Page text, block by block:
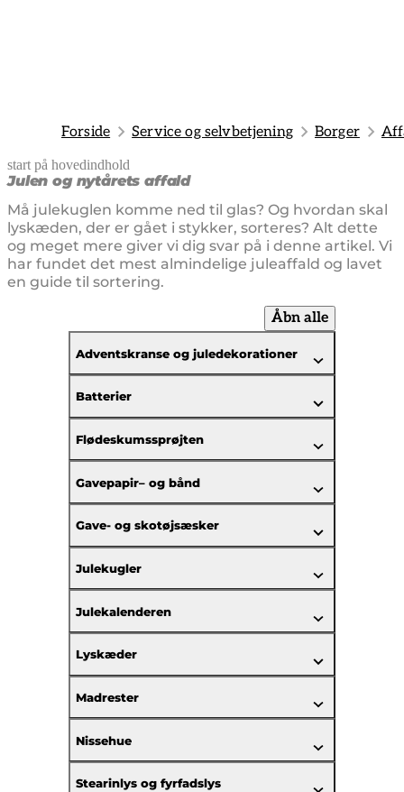
Forside Service og selvbetjening Borger
start på hovedindhold
Julen og nytårets affald
Må julekuglen komme ned til glas? Og hvordan skal
lyskæden, der er gået i stykker, sorteres? Alt dette
og meget mere giver vi dig svar på i denne artikel. Vi
har fundet det mest almindelige juleaffald og lavet
en guide til sortering.
senest opdateret 25. juni 2026
Åbn alle
Adventskranse og juledekorationer
Batterier
Flødeskumssprøjten
Gavepapir– og bånd
Gave- og skotøjsæsker
Julekugler
Julekalenderen
Lyskæder
Madrester
Nissehue
Stearinlys og fyrfadslys